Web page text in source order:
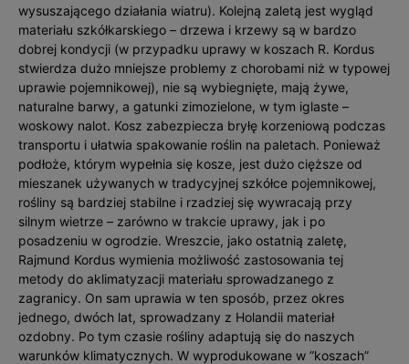
wysuszającego działania wiatru). Kolejną zaletą jest wygląd
materiału szkółkarskiego – drzewa i krzewy są w bardzo
dobrej kondycji (w przypadku uprawy w koszach R. Kordus
stwierdza dużo mniejsze problemy z chorobami niż w typowej
uprawie pojemnikowej), nie są wybiegnięte, mają żywe,
naturalne barwy, a gatunki zimozielone, w tym iglaste –
woskowy nalot. Kosz zabezpiecza bryłę korzeniową podczas
transportu i ułatwia spakowanie roślin na paletach. Ponieważ
podłoże, którym wypełnia się kosze, jest dużo cięższe od
mieszanek używanych w tradycyjnej szkółce pojemnikowej,
rośliny są bardziej stabilne i rzadziej się wywracają przy
silnym wietrze – zarówno w trakcie uprawy, jak i po
posadzeniu w ogrodzie. Wreszcie, jako ostatnią zaletę,
Rajmund Kordus wymienia możliwość zastosowania tej
metody do aklimatyzacji materiału sprowadzanego z
zagranicy. On sam uprawia w ten sposób, przez okres
jednego, dwóch lat, sprowadzany z Holandii materiał
ozdobny. Po tym czasie rośliny adaptują się do naszych
warunków klimatycznych. W wyprodukowane w ”koszach”